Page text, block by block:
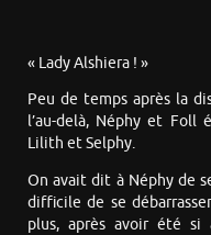
« Lady Alshiera ! »
Peu de temps après la
l’au-delà, Néphy et Foll
Lilith et Selphy.
On avait dit à Néphy de
difficile de se
plus, après avoir été si